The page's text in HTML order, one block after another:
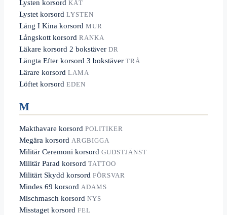
Lysten korsord KÅT
Lystet korsord LYSTEN
Lång I Kina korsord MUR
Långskott korsord RANKA
Läkare korsord 2 bokstäver DR
Längta Efter korsord 3 bokstäver TRÅ
Lärare korsord LAMA
Löftet korsord EDEN
M
Makthavare korsord POLITIKER
Megära korsord ARGBIGGA
Militär Ceremoni korsord GUDSTJÄNST
Militär Parad korsord TATTOO
Militärt Skydd korsord FÖRSVAR
Mindes 69 korsord ADAMS
Mischmasch korsord NYS
Misstaget korsord FEL